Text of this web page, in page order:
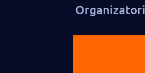
Organizatori